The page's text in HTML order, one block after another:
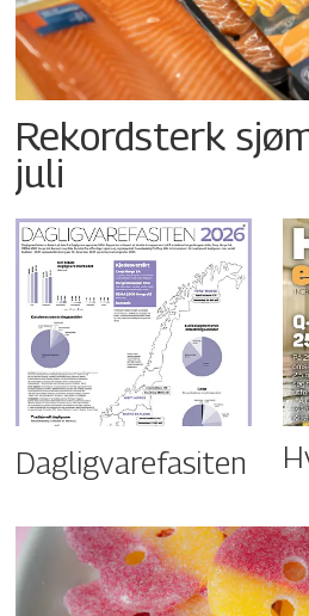
Rekordsterk
juli
Dagligvarefasiten